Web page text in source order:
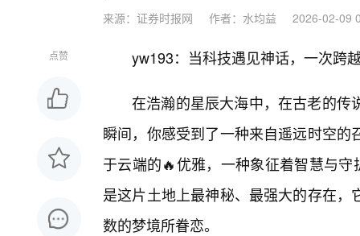
来源：证券时报网 作者：水均益 2026-02-09
点赞 yw193：当科技遇见神话，一次跨
在浩瀚的星辰大海中，在古老的传
瞬间，你感受到了一种来自遥远时空
于云端的🔥优雅，一种象征着智慧与
是这片土地上最神秘、最强大的存在
数的梦境所眷恋。